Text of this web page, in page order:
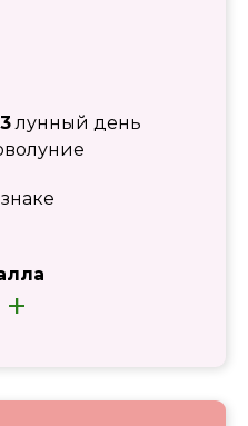
лунный день
+